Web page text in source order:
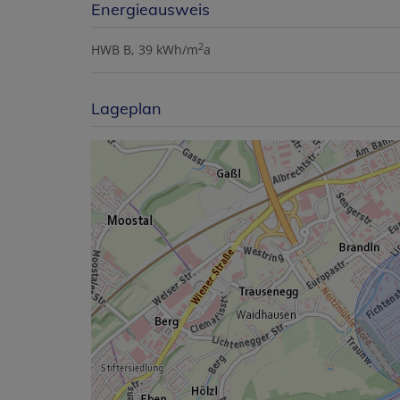
Energieausweis
HWB B, 39 kWh/m2a
Lageplan